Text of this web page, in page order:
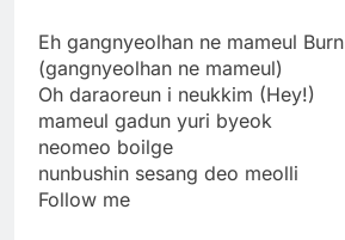
Eh gangnyeolhan ne mameul Burn
(gangnyeolhan ne mameul)
Oh daraoreun i neukkim (Hey!)
mameul gadun yuri byeok
neomeo boilge
nunbushin sesang deo meolli
Follow me